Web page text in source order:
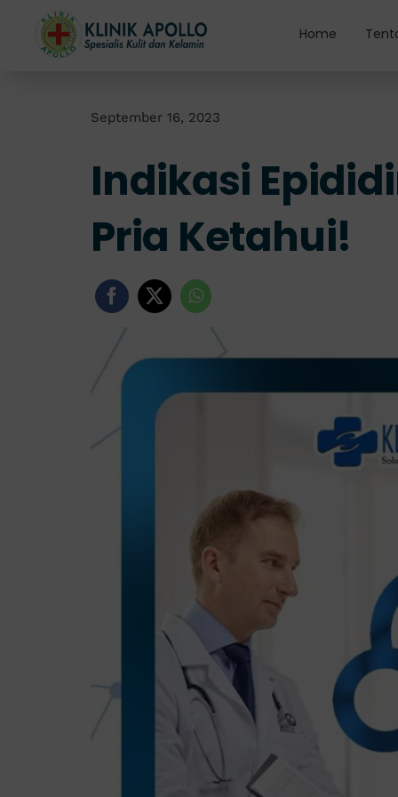
content
Home
September 16, 2023
Indikasi
Pria Ketahui!